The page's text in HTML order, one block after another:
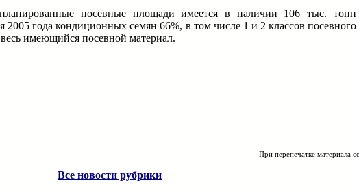
посевные площади имеется в наличии 106 тыс.
года кондиционных семян 66%, в том числе 1 и 2 классов посевного
имеющийся посевной материал.
При перепечатке материала
Все новости рубрики